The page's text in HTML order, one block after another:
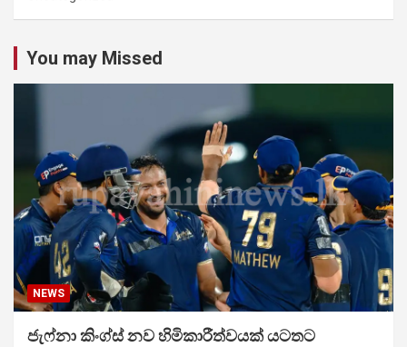
You may Missed
NEWS
ජැෆ්නා කිංග්ස් නව හිමිකාරීත්වයක් යටතට